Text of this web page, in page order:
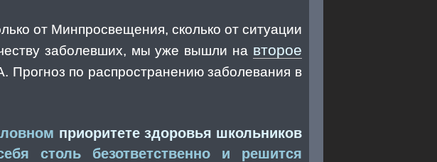
от Минпросвещения, сколько от ситуации
заболевших, мы уже вышли на второе
Прогноз по распространению заболевания в
приоритете здоровья школьников
столь безответственно и решится